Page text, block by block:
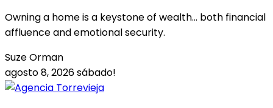
Owning a home is a keystone of wealth… both financial
affluence and emotional security.
Suze Orman
agosto 8, 2026sábado!